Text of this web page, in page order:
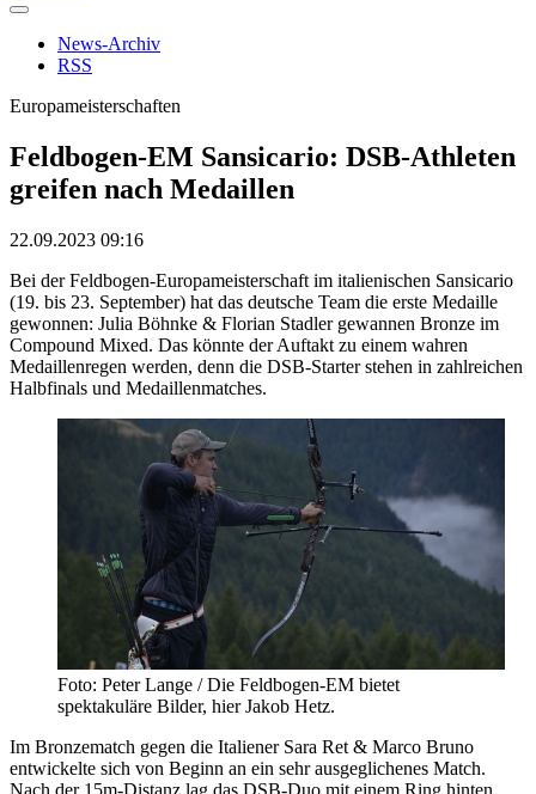
News-Archiv
RSS
Europameisterschaften
Feldbogen-EM Sansicario: DSB-Athleten
greifen nach Medaillen
22.09.2023 09:16
Bei der Feldbogen-Europameisterschaft im italienischen Sansicario
(19. bis 23. September) hat das deutsche Team die erste Medaille
gewonnen: Julia Böhnke & Florian Stadler gewannen Bronze im
Compound Mixed. Das könnte der Auftakt zu einem wahren
Medaillenregen werden, denn die DSB-Starter stehen in zahlreichen
Halbfinals und Medaillenmatches.
Foto: Peter Lange / Die Feldbogen-EM bietet
spektakuläre Bilder, hier Jakob Hetz.
Im Bronzematch gegen die Italiener Sara Ret & Marco Bruno
entwickelte sich von Beginn an ein sehr ausgeglichenes Match.
Nach der 15m-Distanz lag das DSB-Duo mit einem Ring hinten